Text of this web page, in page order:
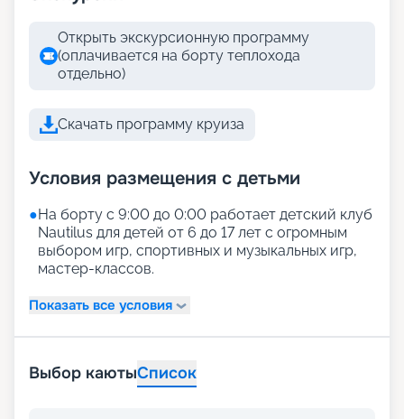
Открыть экскурсионную программу
(оплачивается на борту теплохода
отдельно)
Скачать программу круиза
Условия размещения с детьми
●На борту с 9:00 до 0:00 работает детский клуб
Nautilus для детей от 6 до 17 лет с огромным
выбором игр, спортивных и музыкальных игр,
мастер-классов.
Показать все условия
Выбор каютыСписок